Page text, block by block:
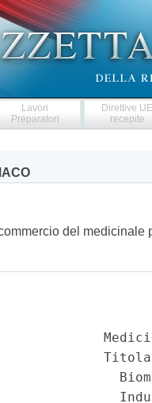
Lavori
Preparatori
Direttive
recepite
del medicinale